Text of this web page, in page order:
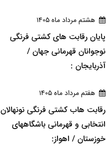
هشتم مرداد ماه 1405
پایان رقابت های کشتی فرنگی
نوجوانان قهرمانی جهان /
آذربایجان :
هفتم مرداد ماه 1405
رقابت هاب کشتی فرنگی نونهالان
انتخابی و قهرمانی باشگاههای
خوزستان / اهواز: